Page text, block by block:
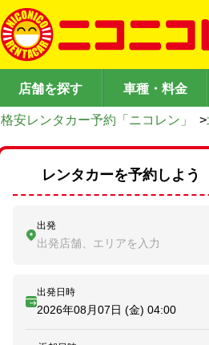
店舗を探す 車種・料金
格安レンタカー予約「ニコレン」 >
レンタカーを予約しよう
出発
出発店舗、エリアを入力
出発日時
2026年08月07日 (金) 04:00